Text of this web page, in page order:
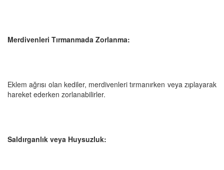
Merdivenleri Tırmanmada Zorlanma:
Eklem ağrısı olan kediler, merdivenleri tırmanırken veya zıplayarak
hareket ederken zorlanabilirler.
Saldırganlık veya Huysuzluk: